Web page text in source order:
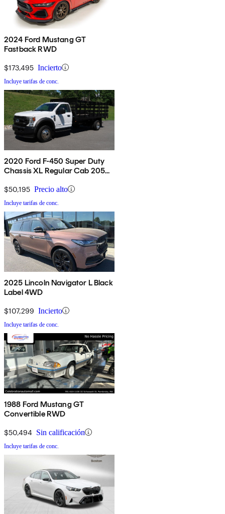
2024 Ford Mustang GT
Fastback RWD
$173,495 Incierto
Incluye tarifas de conc.
2020 Ford F-450 Super Duty
Chassis XL Regular Cab 205
$50,195 Precio alto
Incluye tarifas de conc.
2025 Lincoln Navigator L Black
Label 4WD
$107,299 Incierto
Incluye tarifas de conc.
1988 Ford Mustang GT
Convertible RWD
$50,494 Sin calificación
Incluye tarifas de conc.